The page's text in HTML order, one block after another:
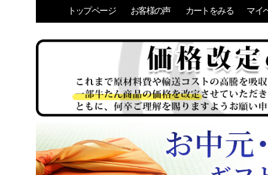
トップページ お客様の声 カートをみる マイ